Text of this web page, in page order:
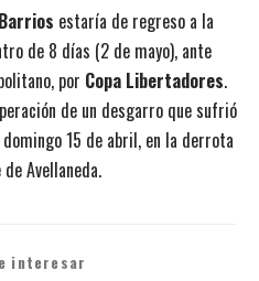
estaría de regreso a la
de 8 días (2 de mayo), ante
por Copa Libertadores.
de un desgarro que sufrió
15 de abril, en la derrota
Avellaneda.
interesar